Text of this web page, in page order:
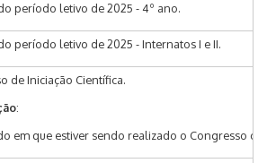
período letivo de 2025 - 4º ano.
período letivo de 2025 - Internatos I e II.
de Iniciação Científica.
:
em que estiver sendo realizado o Congresso